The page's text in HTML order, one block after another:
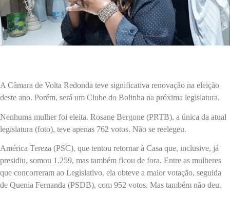
A Câmara de Volta Redonda teve significativa renovação na eleição
deste ano. Porém, será um Clube do Bolinha na próxima legislatura.
Nenhuma mulher foi eleita. Rosane Bergone (PRTB), a única da atual
legislatura (foto), teve apenas 762 votos. Não se reelegeu.
América Tereza (PSC), que tentou retornar à Casa que, inclusive, já
presidiu, somou 1.259, mas também ficou de fora. Entre as mulheres
que concorreram ao Legislativo, ela obteve a maior votação, seguida
de Quenia Fernanda (PSDB), com 952 votos. Mas também não deu.